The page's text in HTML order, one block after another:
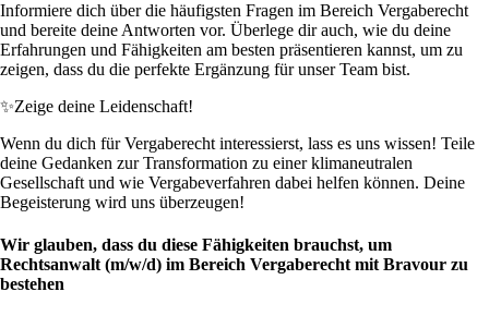
Informiere dich über die häufigsten Fragen im Bereich Vergaberecht
und bereite deine Antworten vor. Überlege dir auch, wie du deine
Erfahrungen und Fähigkeiten am besten präsentieren kannst, um zu
zeigen, dass du die perfekte Ergänzung für unser Team bist.
✨Zeige deine Leidenschaft!
Wenn du dich für Vergaberecht interessierst, lass es uns wissen! Teile
deine Gedanken zur Transformation zu einer klimaneutralen
Gesellschaft und wie Vergabeverfahren dabei helfen können. Deine
Begeisterung wird uns überzeugen!
Wir glauben, dass du diese Fähigkeiten brauchst, um
Rechtsanwalt (m/w/d) im Bereich Vergaberecht mit Bravour zu
bestehen